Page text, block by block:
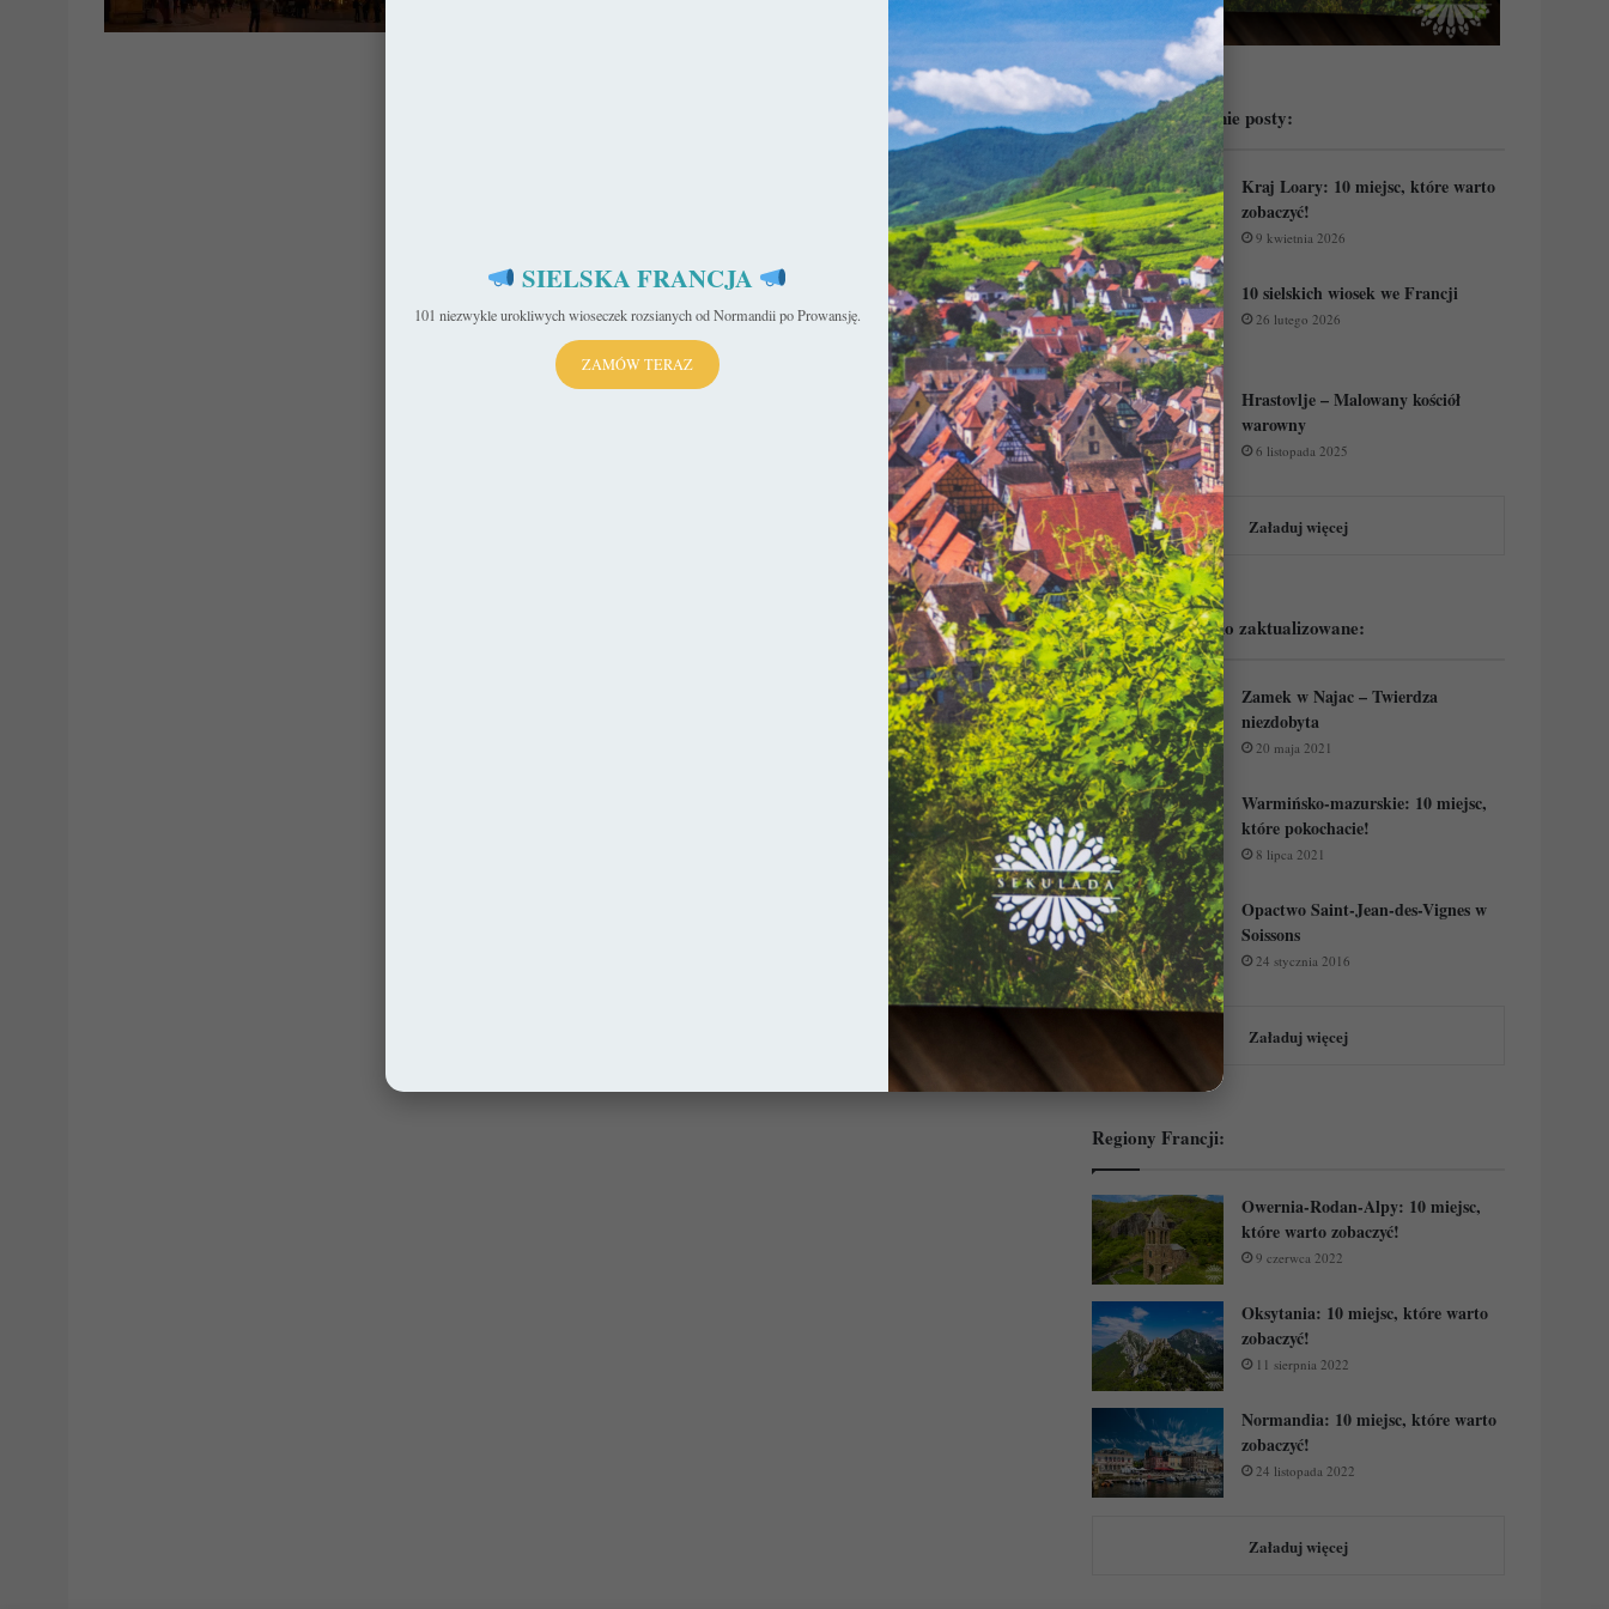
Przeczytaj ostatnie posty:
Kraj Loary: 10 miejsc, które warto
zobaczyć!
9 kwietnia 2026
10 sielskich wiosek we Francji
26 lutego 2026
Hrastovlje – Malowany kościół
warowny
6 listopada 2025
Załaduj więcej
Podejrzyj ostatnio zaktualizowane:
Zamek w Najac – Twierdza
niezdobyta
20 maja 2021
Warmińsko-mazurskie: 10 miejsc,
które pokochacie!
8 lipca 2021
Opactwo Saint-Jean-des-Vignes w
Soissons
24 stycznia 2016
Załaduj więcej
Regiony Francji:
Owernia-Rodan-Alpy: 10 miejsc,
które warto zobaczyć!
9 czerwca 2022
Oksytania: 10 miejsc, które warto
zobaczyć!
11 sierpnia 2022
Normandia: 10 miejsc, które warto
zobaczyć!
24 listopada 2022
Załaduj więcej
SIELSKA FRANCJA
101 niezwykle urokliwych wioseczek rozsianych od Normandii po Prowansję.
ZAMÓW TERAZ